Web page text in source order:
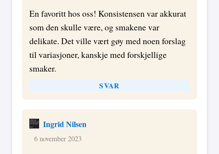
En favoritt hos oss! Konsistensen var akkurat
som den skulle være, og smakene var
delikate. Det ville vært gøy med noen forslag
til variasjoner, kanskje med forskjellige
smaker.
SVAR
Ingrid Nilsen
6 november 2023